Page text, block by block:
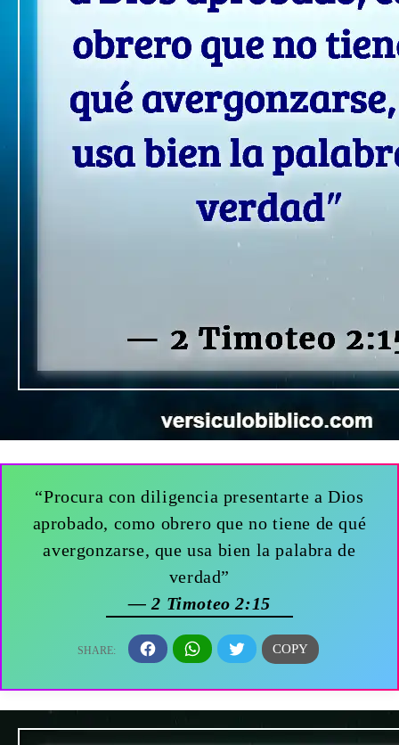
“Procura con diligencia presentarte a Dios
aprobado, como obrero que no tiene de qué
avergonzarse, que usa bien la palabra de
verdad”
— 2 Timoteo 2:15